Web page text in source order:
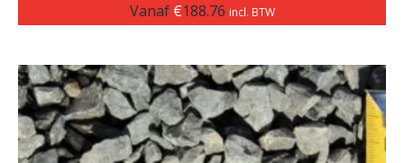
Vanaf €188.76 incl. BTW